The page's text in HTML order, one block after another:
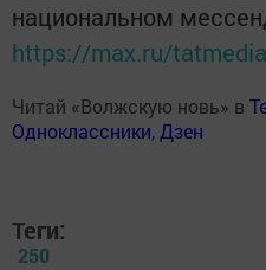
национальном
https://max.ru/tatmedia
Читай «Волжскую новь» в
Одноклассники, Дзен
Теги:
250